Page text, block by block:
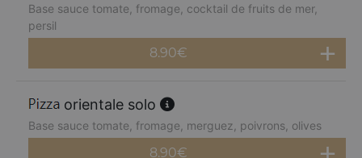
Base sauce tomate, fromage, cocktail de fruits de mer,
persil
8.90€
orientale solo
Base sauce tomate, fromage, merguez, poivrons, olives
8.90€